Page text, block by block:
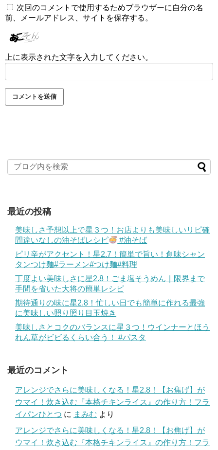
次回のコメントで使用するためブラウザーに自分の名
前、メールアドレス、サイトを保存する。
上に表示された文字を入力してください。
最近の投稿
美味しさ予想以上で星３つ！お店よりも美味しいリピ確
間違いなしの油そばレシピ
#油そば
ピリ辛がアクセント！星2.7！簡単で旨い！創味シャン
タンつけ麺#ラーメン#つけ麺#料理
丁度よい美味しさに星2.8！ごま塩そうめん｜限界まで
手間を省いた大将の簡単レシピ
期待通りの味に星2.8！忙しい日でも簡単に作れる最強
に美味しい照り照り目玉焼き
美味しさとコクのバランスに星３つ！ウインナーとほう
れん草がビビるくらい合う！ #パスタ
最近のコメント
アレンジでさらに美味しくなる！星2.8！【お焦げ】が
ウマイ！炊き込む『本格チキンライス』の作り方！フラ
イパンひとつ に まみむ より
アレンジでさらに美味しくなる！星2.8！【お焦げ】が
ウマイ！炊き込む『本格チキンライス』の作り方！フラ